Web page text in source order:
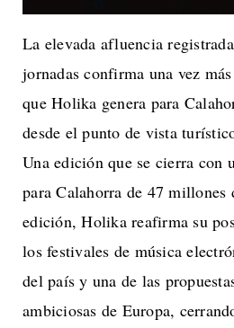
La elevada afluencia
jornadas confirma una vez
que Holika genera para
desde el punto de vista
Una edición que se cierra con
para Calahorra de 47 millones
edición, Holika reafirma su
los festivales de música
del país y una de las
ambiciosas de Europa,